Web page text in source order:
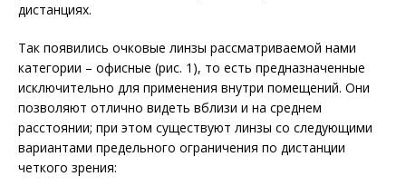
дистанциях.
Так появились очковые линзы рассматриваемой нами
категории – офисные (рис. 1), то есть предназначенные
исключительно для применения внутри помещений. Они
позволяют отлично видеть вблизи и на среднем
расстоянии; при этом существуют линзы со следующими
вариантами предельного ограничения по дистанции
четкого зрения: